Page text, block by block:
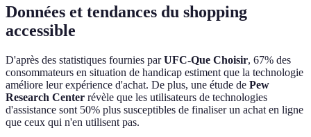
Données et tendances du shopping
accessible
D'après des statistiques fournies parUFC-Que Choisir, 67% des
consommateurs en situation de handicap estiment que la technologie
améliore leur expérience d'achat. De plus, une étude de Pew
Research Center révèle que les utilisateurs de technologies
d'assistance sont 50% plus susceptibles de finaliser un achat en ligne
que ceux qui n'en utilisent pas.